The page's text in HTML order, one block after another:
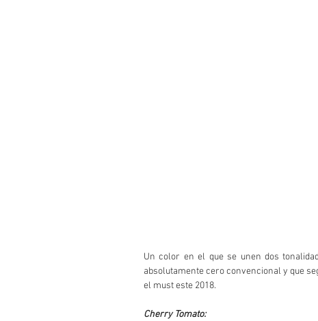
Un color en el que se unen dos
absolutamente cero convencional y que
el must este 2018.
Cherry Tomato: